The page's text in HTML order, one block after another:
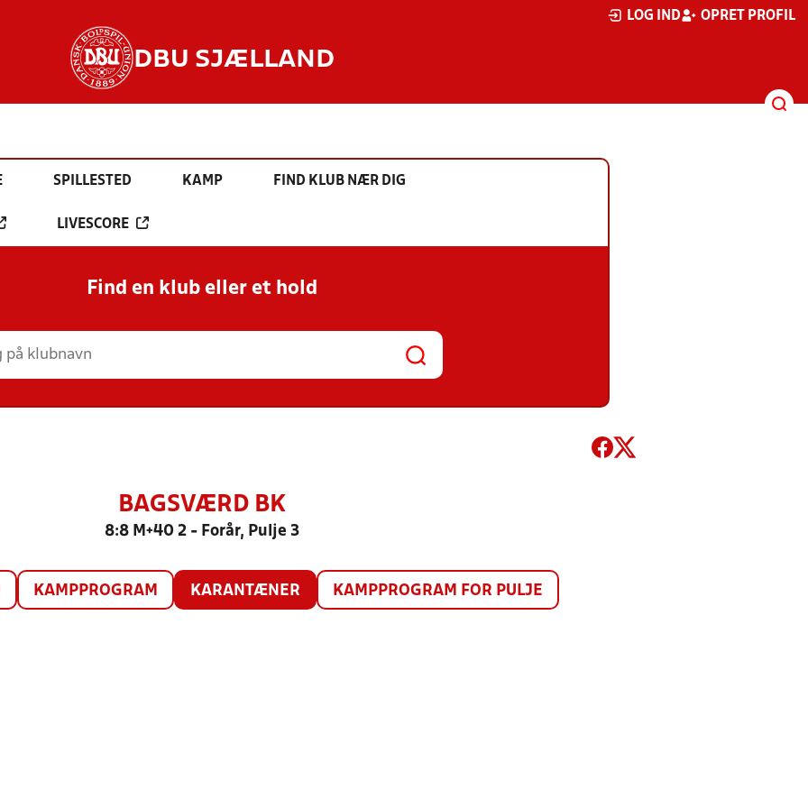
LOG IND OPRET PROFIL
DBU SJÆLLAND
SPILLESTED KAMP FIND KLUB NÆR DIG
LIVESCORE
Find en klub eller et hold
BAGSVÆRD BK
8:8 M+40 2 - Forår, Pulje 3
KAMPPROGRAM KARANTÆNER KAMPPROGRAM FOR PULJE